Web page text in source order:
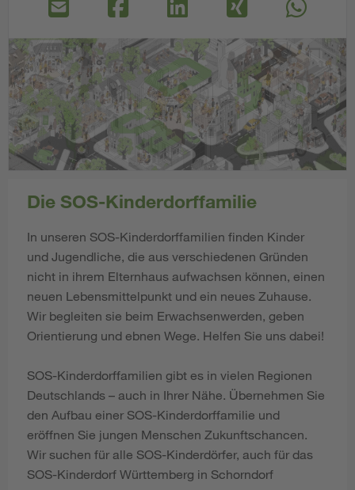
Die SOS-Kinderdorffamilie
In unseren SOS-Kinderdorffamilien finden Kinder
und Jugendliche, die aus verschiedenen Gründen
nicht in ihrem Elternhaus aufwachsen können, einen
neuen Lebensmittelpunkt und ein neues Zuhause.
Wir begleiten sie beim Erwachsenwerden, geben
Orientierung und ebnen Wege. Helfen Sie uns dabei!
SOS-Kinderdorffamilien gibt es in vielen Regionen
Deutschlands – auch in Ihrer Nähe. Übernehmen Sie
den Aufbau einer SOS-Kinderdorffamilie und
eröffnen Sie jungen Menschen Zukunftschancen.
Wir suchen für alle SOS-Kinderdörfer, auch für das
SOS-Kinderdorf Württemberg in Schorndorf